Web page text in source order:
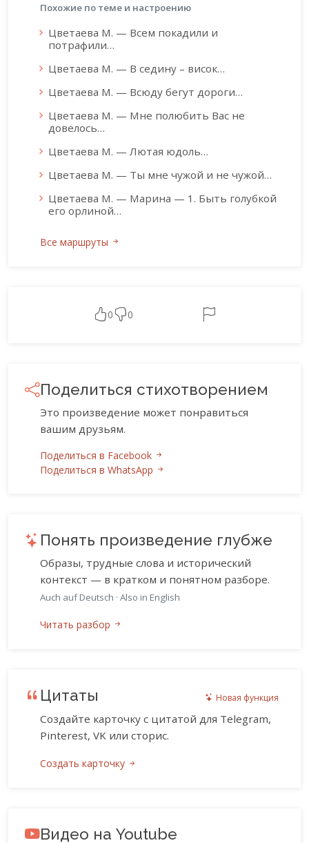
Похожие по теме и настроению
Цветаева М. — Всем покадили и
потрафили…
Цветаева М. — В седину – висок…
Цветаева М. — Всюду бегут дороги…
Цветаева М. — Мне полюбить Вас не
довелось…
Цветаева М. — Лютая юдоль…
Цветаева М. — Ты мне чужой и не чужой…
Цветаева М. — Марина — 1. Быть голубкой
его орлиной…
Все маршруты
0 0
Поделиться стихотворением
Это произведение может понравиться
вашим друзьям.
Поделиться в Facebook
Поделиться в WhatsApp
Понять произведение глубже
Образы, трудные слова и исторический
контекст — в кратком и понятном разборе.
Auch auf Deutsch · Also in English
Читать разбор
Цитаты Новая функция
Создайте карточку с цитатой для Telegram,
Pinterest, VK или сторис.
Создать карточку
Видео на Youtube